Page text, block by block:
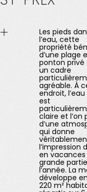
Les pieds
l’eau, cette
propriété
d’une plage
ponton privé
un cadre
agréable. À
endroit,
est
claire et l’on
d’une
qui donne
l’impression
en vacances
grande
l’année. La
développe
220 m²